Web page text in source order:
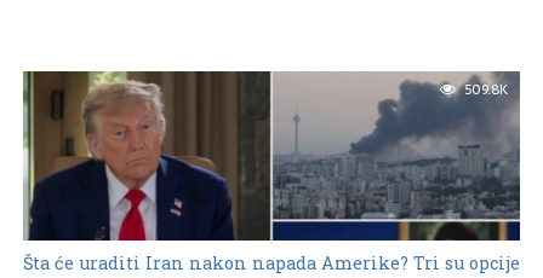
509.8K
Šta će uraditi Iran nakon napada Amerike? Tri su opcije